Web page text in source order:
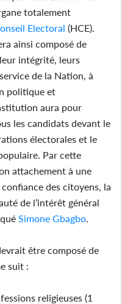
totalement
Electoral (HCE).
ainsi composé de
intégrité, leurs
de la Nation, à
politique et
aura pour
les candidats devant le
électorales et le
Par cette
attachement à une
des citoyens, la
de l’intérêt général
Simone Gbagbo
être composé de
suit :
religieuses (1